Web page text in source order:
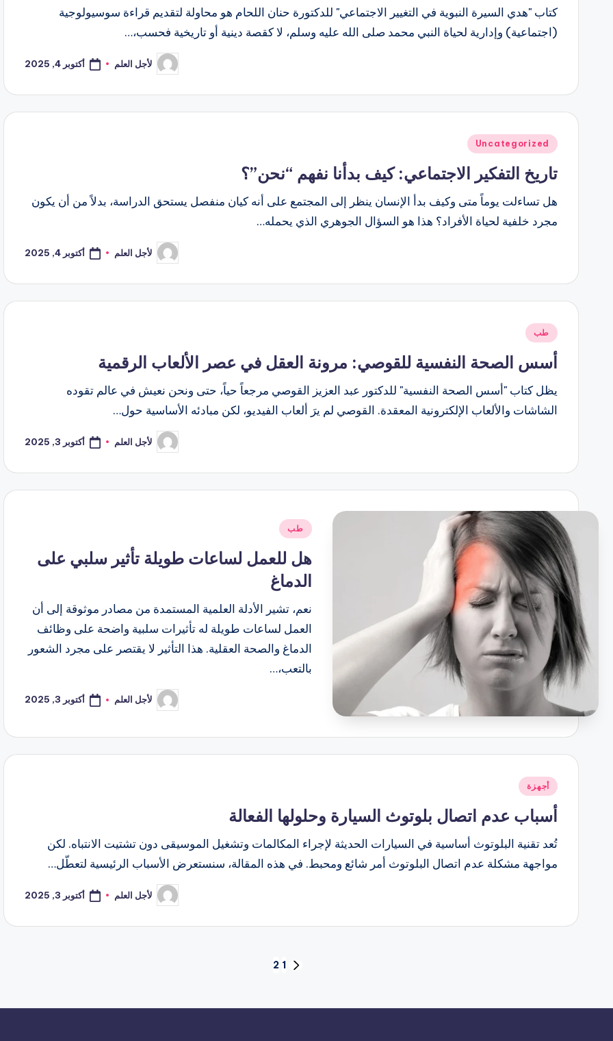
كتاب "هدي السيرة النبوية في التغيير الاجتماعي" للدكتورة حنان اللحام هو محاولة لتقديم قراءة سوسيولوجية
(اجتماعية) وإدارية لحياة النبي محمد صلى الله عليه وسلم، لا كقصة دينية أو تاريخية فحسب،…
تمّ
النشر
لأجل العلم أكتوبر 4, 2025
نُشرUncategorized
تاريخ التفكير الاجتماعي: كيف بدأنا نفهم “نحن”؟
هل تساءلت يوماً متى وكيف بدأ الإنسان ينظر إلى المجتمع على أنه كيان منفصل يستحق الدراسة، بدلاً من أن يكون
مجرد خلفية لحياة الأفراد؟ هذا هو السؤال الجوهري الذي يحمله…
تمّ
النشر
لأجل العلم أكتوبر 4, 2025
نُشر
في
طب
أسس الصحة النفسية للقوصي: مرونة العقل في عصر الألعاب الرقمية
يظل كتاب "أسس الصحة النفسية" للدكتور عبد العزيز القوصي مرجعاً حياً، حتى ونحن نعيش في عالم تقوده
الشاشات والألعاب الإلكترونية المعقدة. القوصي لم يرَ ألعاب الفيديو، لكن مبادئه الأساسية حول…
تمّ
النشر
لأجل العلم أكتوبر 3, 2025
نُشرطب
هل للعمل لساعات طويلة تأثير سلبي على
الدماغ
نعم، تشير الأدلة العلمية المستمدة من مصادر موثوقة إلى أن
العمل لساعات طويلة له تأثيرات سلبية واضحة على وظائف
الدماغ والصحة العقلية. هذا التأثير لا يقتصر على مجرد الشعور
بالتعب،…
تمّ
النشر
لأجل العلم أكتوبر 3, 2025
نُشر
في
أجهزة
أسباب عدم اتصال بلوتوث السيارة وحلولها الفعالة
تُعد تقنية البلوتوث أساسية في السيارات الحديثة لإجراء المكالمات وتشغيل الموسيقى دون تشتيت الانتباه. لكن
مواجهة مشكلة عدم اتصال البلوتوث أمر شائع ومحبط. في هذه المقالة، سنستعرض الأسباب الرئيسية لتعطّل…
تمّ
النشر
لأجل العلم أكتوبر 3, 2025
صفحات
الصفحة
1
2